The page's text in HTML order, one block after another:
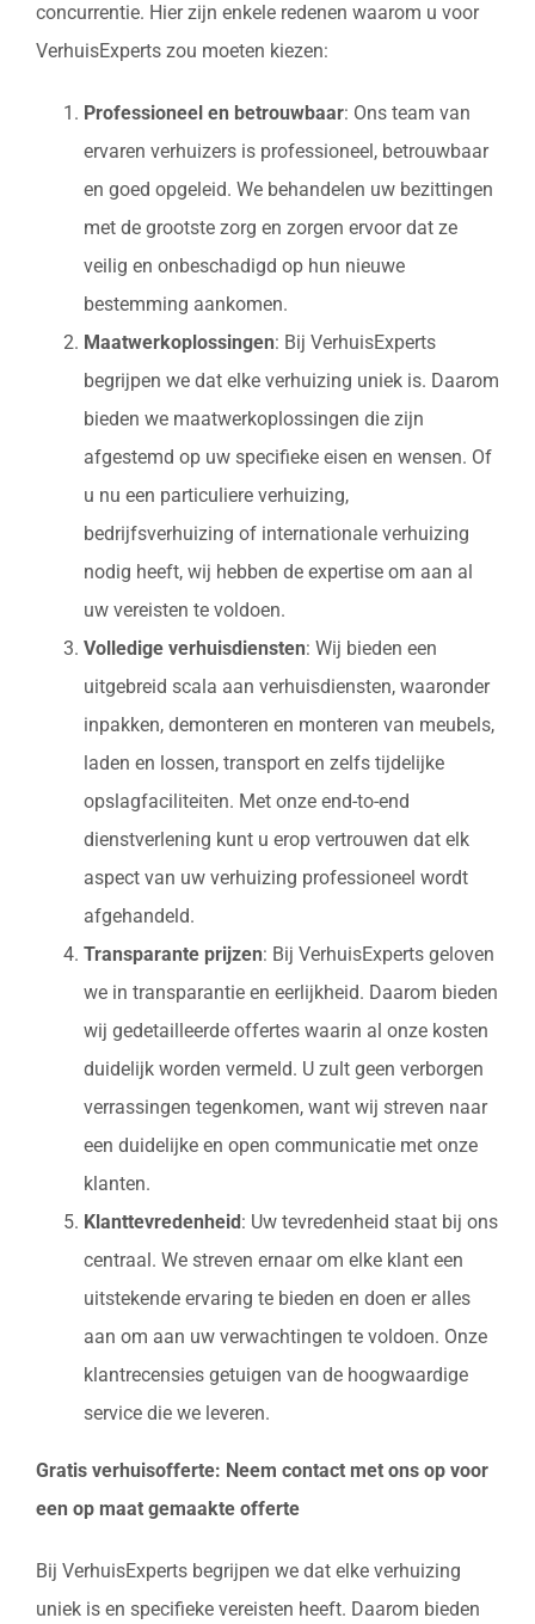
concurrentie. Hier zijn enkele redenen waarom u voor
VerhuisExperts zou moeten kiezen:
Professioneel en betrouwbaar: Ons team van
ervaren verhuizers is professioneel, betrouwbaar
en goed opgeleid. We behandelen uw bezittingen
met de grootste zorg en zorgen ervoor dat ze
veilig en onbeschadigd op hun nieuwe
bestemming aankomen.
Maatwerkoplossingen: Bij VerhuisExperts
begrijpen we dat elke verhuizing uniek is. Daarom
bieden we maatwerkoplossingen die zijn
afgestemd op uw specifieke eisen en wensen. Of
u nu een particuliere verhuizing,
bedrijfsverhuizing of internationale verhuizing
nodig heeft, wij hebben de expertise om aan al
uw vereisten te voldoen.
Volledige verhuisdiensten: Wij bieden een
uitgebreid scala aan verhuisdiensten, waaronder
inpakken, demonteren en monteren van meubels,
laden en lossen, transport en zelfs tijdelijke
opslagfaciliteiten. Met onze end-to-end
dienstverlening kunt u erop vertrouwen dat elk
aspect van uw verhuizing professioneel wordt
afgehandeld.
Transparante prijzen: Bij VerhuisExperts geloven
we in transparantie en eerlijkheid. Daarom bieden
wij gedetailleerde offertes waarin al onze kosten
duidelijk worden vermeld. U zult geen verborgen
verrassingen tegenkomen, want wij streven naar
een duidelijke en open communicatie met onze
klanten.
Klanttevredenheid : Uw tevredenheid staat bij ons
centraal. We streven ernaar om elke klant een
uitstekende ervaring te bieden en doen er alles
aan om aan uw verwachtingen te voldoen. Onze
klantrecensies getuigen van de hoogwaardige
service die we leveren.
Gratis verhuisofferte: Neem contact met ons op voor
een op maat gemaakte offerte
Bij VerhuisExperts begrijpen we dat elke verhuizing
uniek is en specifieke vereisten heeft. Daarom bieden